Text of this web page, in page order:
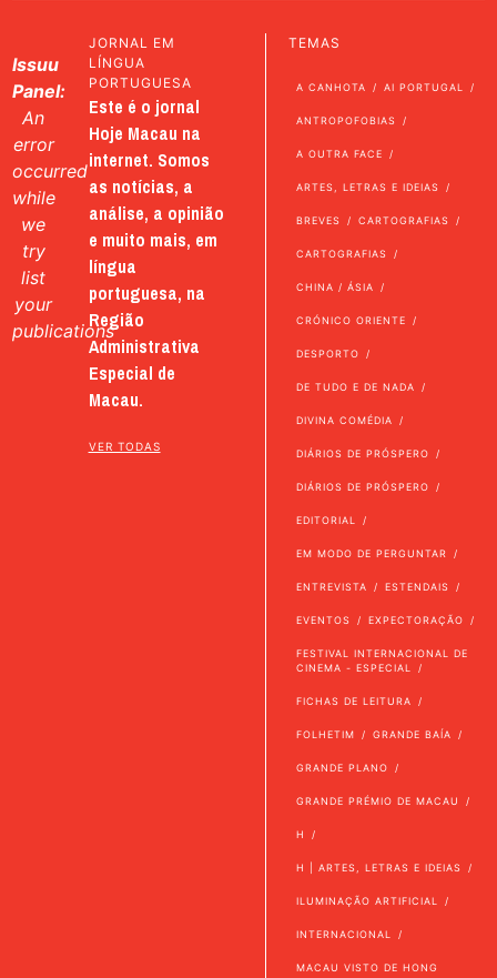
Issuu
Panel:
An
error
occurred
while
we
try
list
your
publications
JORNAL EM
LÍNGUA
PORTUGUESA
Este é o jornal
Hoje Macau na
internet. Somos
as notícias, a
análise, a opinião
e muito mais, em
língua
portuguesa, na
Região
Administrativa
Especial de
Macau.
VER TODAS
TEMAS
A CANHOTA AI PORTUGAL
ANTROPOFOBIAS
A OUTRA FACE
ARTES, LETRAS E IDEIAS
BREVES CARTOGRAFIAS
CARTOGRAFIAS
CHINA / ÁSIA
CRÓNICO ORIENTE
DESPORTO
DE TUDO E DE NADA
DIVINA COMÉDIA
DIÁRIOS DE PRÓSPERO
DIÁRIOS DE PRÓSPERO
EDITORIAL
EM MODO DE PERGUNTAR
ENTREVISTA ESTENDAIS
EVENTOS EXPECTORAÇÃO
FESTIVAL INTERNACIONAL DE
CINEMA - ESPECIAL
FICHAS DE LEITURA
FOLHETIM GRANDE BAÍA
GRANDE PLANO
GRANDE PRÉMIO DE MACAU
H
H | ARTES, LETRAS E IDEIAS
ILUMINAÇÃO ARTIFICIAL
INTERNACIONAL
MACAU VISTO DE HONG